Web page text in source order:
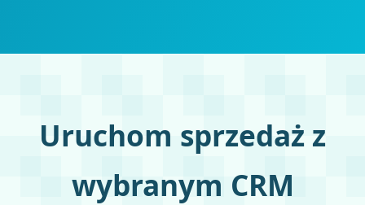
Uruchom sprzedaż z
wybranym CRM